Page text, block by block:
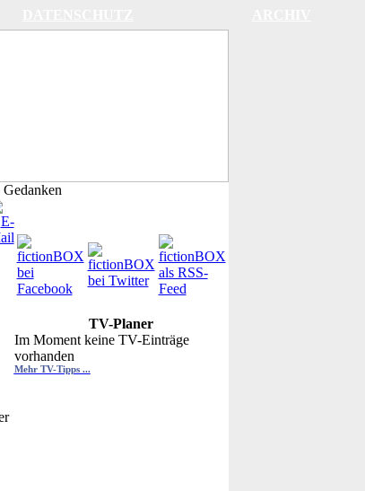
TV-Planer
Im Moment keine TV-Einträge
vorhanden
Mehr TV-Tipps ...